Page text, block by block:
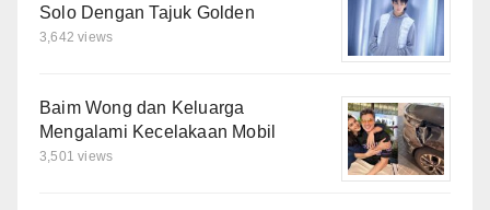
Solo Dengan Tajuk Golden
3,642 views
Baim Wong dan Keluarga
Mengalami Kecelakaan Mobil
3,501 views